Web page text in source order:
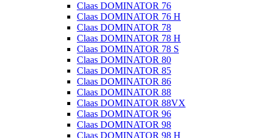
Claas DOMINATOR 76
Claas DOMINATOR 76 H
Claas DOMINATOR 78
Claas DOMINATOR 78 H
Claas DOMINATOR 78 S
Claas DOMINATOR 80
Claas DOMINATOR 85
Claas DOMINATOR 86
Claas DOMINATOR 88
Claas DOMINATOR 88VX
Claas DOMINATOR 96
Claas DOMINATOR 98
Claas DOMINATOR 98 H